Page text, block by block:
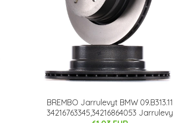
BREMBO Jarrulevyt BMW 09.B313.11
34216763345,34216864053 Jarrulevy